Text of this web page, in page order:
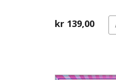
kr 139,00